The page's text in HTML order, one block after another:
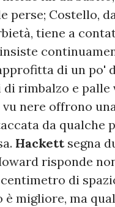
perse; Costello,
tiene a
di un po'
rimbalzo e palle
nere offrono
da qualche
Hackett segna
risponde
di
è migliore, ma